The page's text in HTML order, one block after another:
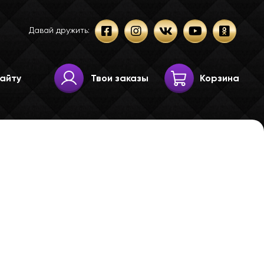
Давай дружить:
Твои заказы Корзина